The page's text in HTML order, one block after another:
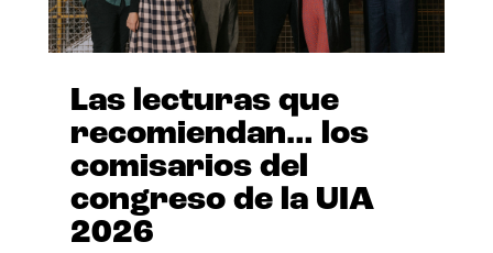
Las lecturas que
recomiendan… los
comisarios del
congreso de la UIA
2026